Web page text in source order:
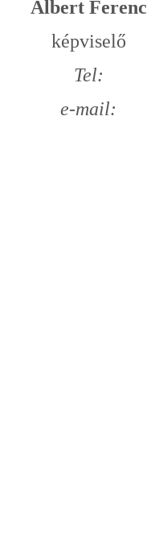
Albert Ferenc
képviselő
Tel:
e-mail: